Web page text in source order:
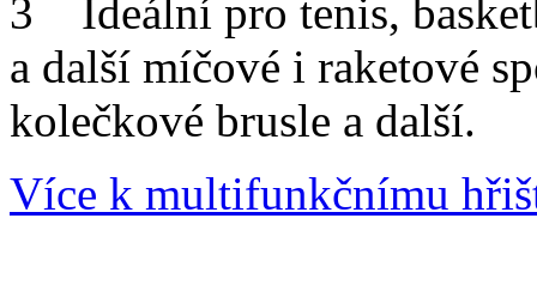
Ideální pro tenis,
a další míčové i raketové
kolečkové brusle a další.
Více k multifunkčnímu